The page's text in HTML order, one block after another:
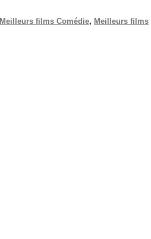
Meilleurs films Comédie, Meilleurs films